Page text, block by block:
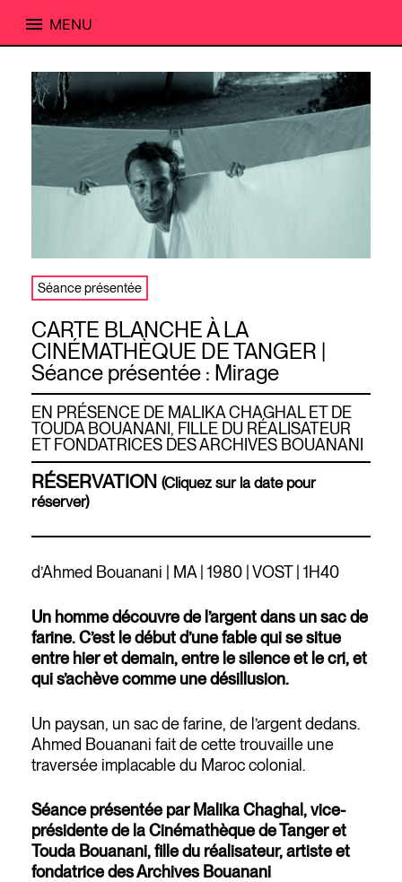
content
MENU
CARTE BLANCHE À LA
CINÉMATHÈQUE DE TANGER |
Séance présentée : Mirage
EN PRÉSENCE DE MALIKA CHAGHAL ET DE
TOUDA BOUANANI, FILLE DU RÉALISATEUR
ET FONDATRICES DES ARCHIVES BOUANANI
Séance présentée
RÉSERVATION (Cliquez sur la date pour
réserver)
d’Ahmed Bouanani | MA | 1980 | VOST | 1H40
Un homme découvre de l’argent dans un sac de
farine. C’est le début d’une fable qui se situe
entre hier et demain, entre le silence et le cri, et
qui s’achève comme une désillusion.
Un paysan, un sac de farine, de l’argent dedans.
Ahmed Bouanani fait de cette trouvaille une
traversée implacable du Maroc colonial.
Séance présentée par Malika Chaghal, vice-
présidente de la Cinémathèque de Tanger et
Touda Bouanani, fille du réalisateur, artiste et
fondatricedes Archives Bouanani